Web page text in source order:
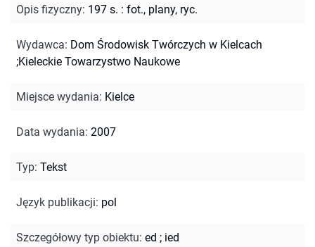
Opis fizyczny: 197 s. : fot., plany, ryc.
Wydawca: Dom Środowisk Twórczych w Kielcach
;Kieleckie Towarzystwo Naukowe
Miejsce wydania: Kielce
Data wydania: 2007
Typ: Tekst
Język publikacji: pol
Szczegółowy typ obiektu: ed ; ied